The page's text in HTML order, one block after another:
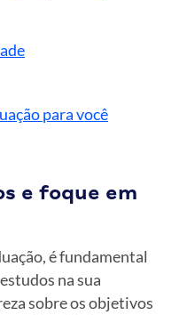
para você
e foque em
é fundamental
na sua
sobre os objetivos